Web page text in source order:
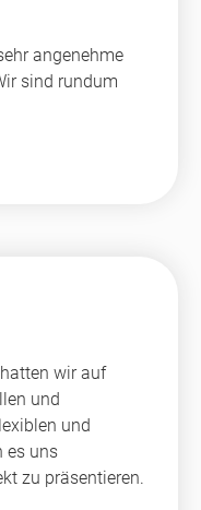
angenehme
sind rundum
wir auf
und
und
es uns
zu präsentieren.